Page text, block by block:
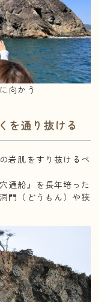
向かう
を通り抜ける
岩肌をすり抜けるベ
通船』を長年培った
門（どうもん）や狭